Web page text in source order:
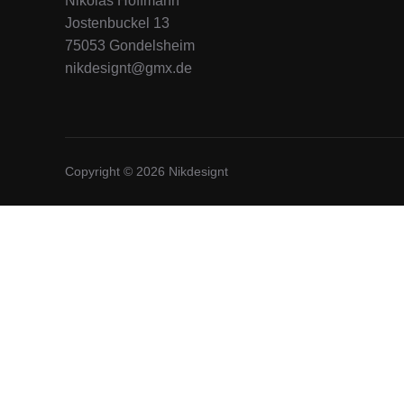
Jostenbuckel 13
75053 Gondelsheim
nikdesignt@gmx.de
Copyright © 2026 Nikdesignt